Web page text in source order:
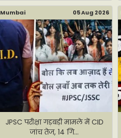
Mumbai 05 Aug 2026
JPSC परीक्षा गड़बड़ी मामले में CID
जांच तेज, 14 गि...